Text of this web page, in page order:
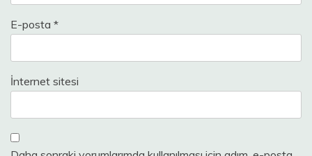
E-posta *
İnternet sitesi